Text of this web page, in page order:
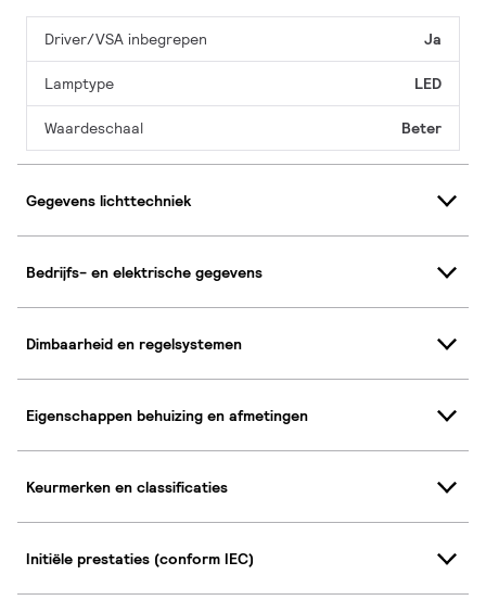
Driver/VSA inbegrepen Ja
Lamptype LED
Waardeschaal Beter
Gegevens lichttechniek
Bedrijfs- en elektrische gegevens
Dimbaarheid en regelsystemen
Eigenschappen behuizing en afmetingen
Keurmerken en classificaties
Initiële prestaties (conform IEC)